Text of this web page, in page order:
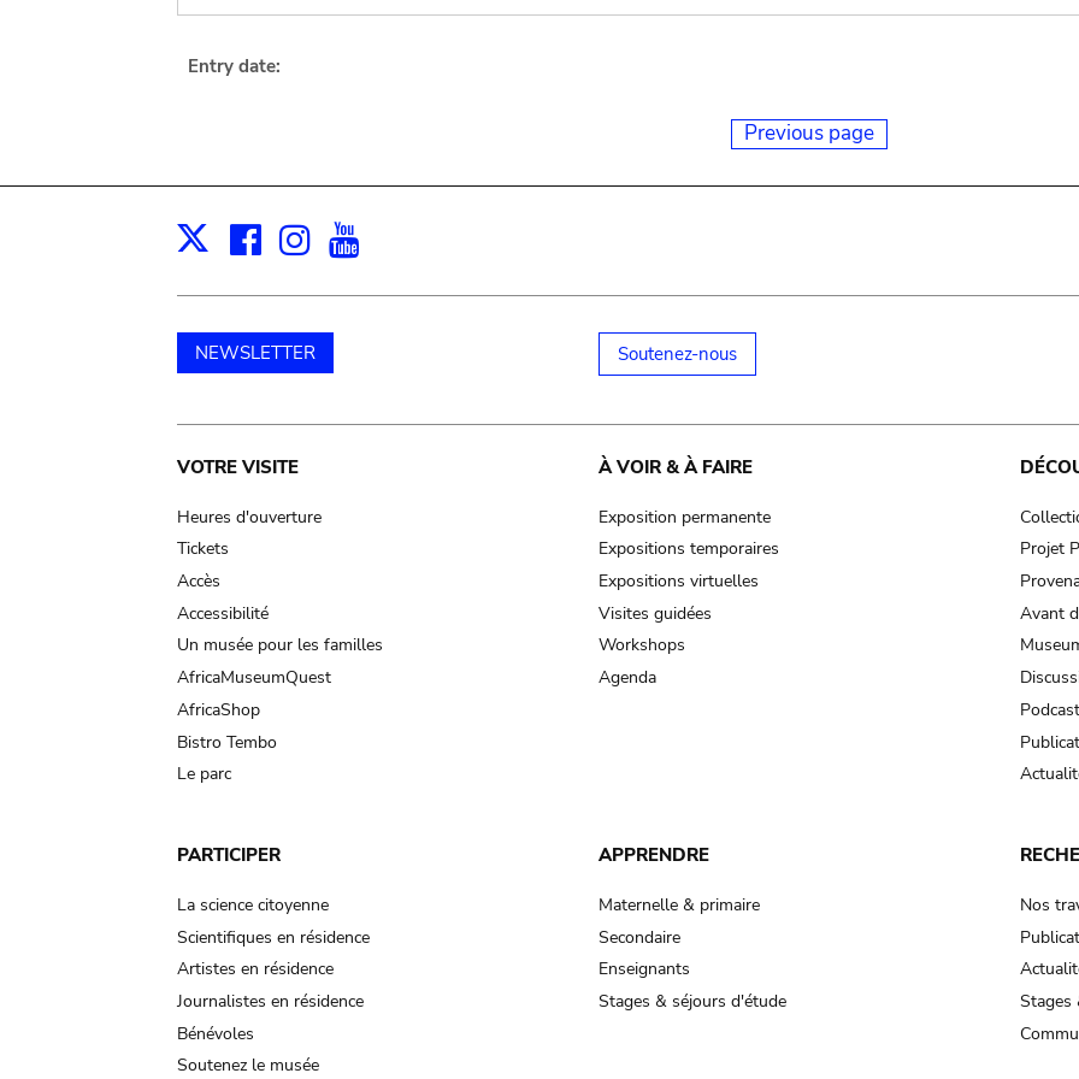
Entry date:
Previous page
X Facebook
Instagram
NEWSLETTER Soutenez-nous
Main
navigation
VOTRE VISITE
Heures d'ouverture
Tickets
Accès
Accessibilité
Un musée pour les familles
AfricaMuseumQuest
AfricaShop
Bistro Tembo
Le parc
À VOIR & À FAIRE
Exposition permanente
Expositions temporaires
Expositions virtuelles
Visites guidées
Workshops
Agenda
Projet
Avant
PARTICIPER
La science citoyenne
Scientifiques en résidence
Artistes en résidence
Journalistes en résidence
Bénévoles
Soutenez le musée
APPRENDRE
Maternelle & primaire
Secondaire
Enseignants
Stages & séjours d'étude
Nos
Stages